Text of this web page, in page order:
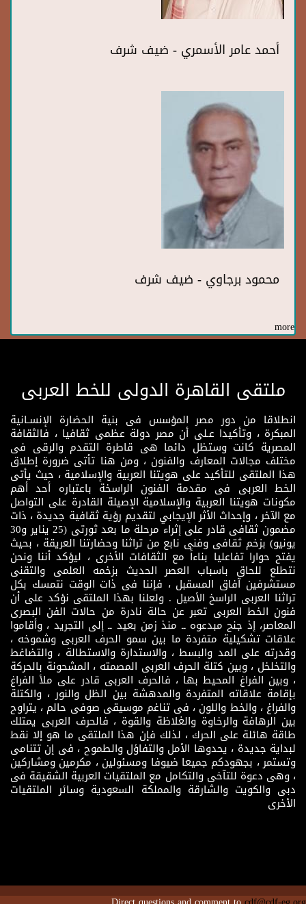
أحمد عامر الأسمري - ضيف شرف
محمود برجاوي - ضيف شرف
more
ملتقى القاهرة الدولى للخط العربى
انطلاقا من دور مصر المؤسس فى بنية الحضارة الإنسـانية
المبكرة ، وتأكيدا عـلى أن مصر دولة عظمى ثقافيا ، فالثقافة
المصرية كانت وستظل دائما هى قاطرة التقدم والرقى فى
مختلف مجالات المعارف والفنون ، ومن هنا تأتى ضرورة إطلاق
هذا الملتقى للتأكيد على هويتنا العربية والإسلامية ، حيث يأتى
الخط العربى فى مقدمة الفنون الراسخة باعتباره أحد أهم
مكونات هويتنا العربية والإسلامية الإصيلة القادرة على التواصل
مع الآخر ، وإحداث الأثر الإيجابي لتقديم رؤية ثقافية جديدة ، ذات
مضمون ثقافى قادر على إثراء مرحلة ما بعد ثورتى (25 يناير و30
يونيو) بزخم ثقافى وفنى نابع من تراثنا وحضارتنا العريقة ، بحيث
يفتح حوارا تفاعليا بناءاً مع الثقافات الأخرى ، ليؤكد أننا ونحن
نتطلع للحاق باسباب العصر الحديث بزخمه العلمى والتقنى
مستشرفين آفاق المسقبل ، فإننا فى ذات الوقت نتمسك بكل
تراثنا العربى الراسخ الأصيل . ولعلنا بهذا الملتقى نؤكد على أن
فنون الخط العربى تعبر عن حالة نادرة من حالات الفن البصرى
المعاصر، إذ جنح مبدعوه ــ منذ زمن بعيد ــ إلى التجريد ، وأقاموا
علاقات تشكيلية متفردة ما بين سمو الحرف العربى وشموخه ،
وقدرته على المد والبسط ، والاستدارة والاستطالة ، والتضاغط
والتخلخل ، وبين كتلة الحرف العربى المصمته ، المشحونة بالحركة
، وبين الفراغ المحيط بها ، فالحرف العربى قادر على ملأ الفراغ
بإقامة علاقاته المتفردة والمدهشة بين الظل والنور ، والكتلة
والفراغ ، والخط واللون ، فى تناغم موسيقى صوفى حالم ، يتراوح
بين الرهافة والرخاوة والغلاظة والقوة ، فالحرف العربى يمتلك
طاقة هائلة على الحرك ، لذلك فإن هذا الملتقى ما هو إلا نقط
لبداية جديدة ، يحدوها الأمل والتفاؤل والطموح ، فى إن تتنامى
وتستمر ، بجهودكم جميعا ضيوفا ومسئولين ، مكرمين ومشاركين
، وهى دعوة للتآخى والتكامل مع الملتقيات العربية الشقيقة فى
دبى والكويت والشارقة والمملكة السعودية وسائر الملتقيات
الأخرى